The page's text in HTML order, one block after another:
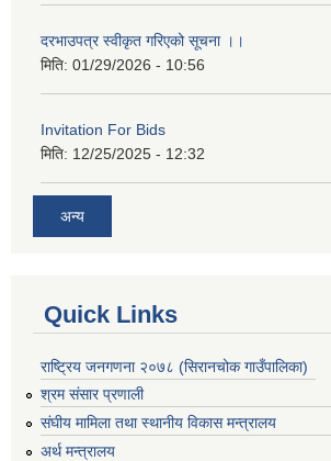
दरभाउपत्र स्वीकृत गरिएको सूचना ।।
मिति: 01/29/2026 - 10:56
Invitation For Bids
मिति: 12/25/2025 - 12:32
अन्य
Quick Links
राष्ट्रिय जनगणना २०७८ (सिरानचोक गाउँपालिका)
श्रम संसार प्रणाली
संघीय मामिला तथा स्थानीय विकास मन्त्रालय
अर्थ मन्त्रालय